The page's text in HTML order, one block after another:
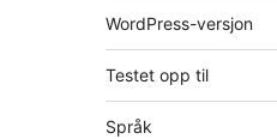
WordPress-versjon
Testet opp til
Språk